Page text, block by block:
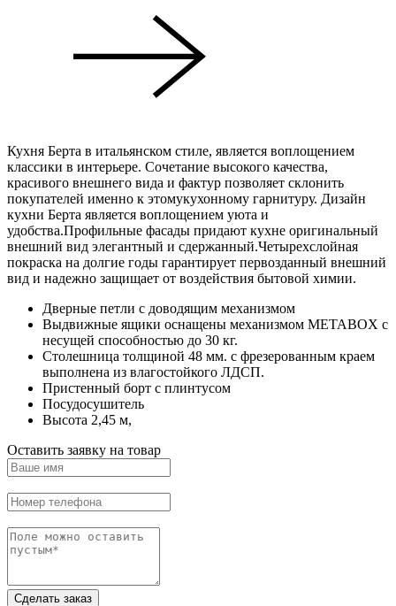
Кухня Берта в итальянском стиле, является воплощением
классики в интерьере. Сочетание высокого качества,
красивого внешнего вида и фактур позволяет склонить
покупателей именно к этомукухонному гарнитуру. Дизайн
кухни Берта является воплощением уюта и
удобства.Профильные фасады придают кухне оригинальный
внешний вид элегантный и сдержанный.Четырехслойная
покраска на долгие годы гарантирует первозданный внешний
вид и надежно защищает от воздействия бытовой химии.
Дверные петли с доводящим механизмом
Выдвижные ящики оснащены механизмом МЕТАBOX с
несущей способностью до 30 кг.
Столешница толщиной 48 мм. с фрезерованным краем
выполнена из влагостойкого ЛДСП.
Пристенный борт с плинтусом
Посудосушитель
Высота 2,45 м,
Оставить заявку на товар
Сделать заказ